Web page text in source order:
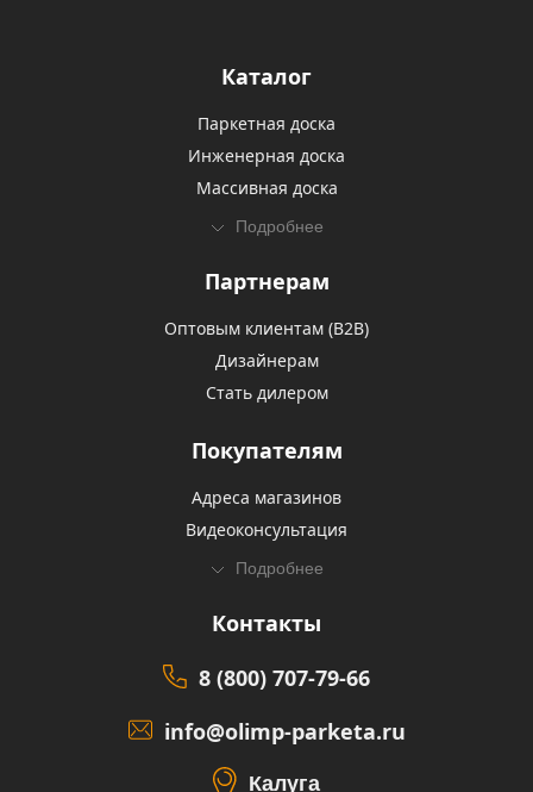
Каталог
Паркетная доска
Инженерная доска
Массивная доска
Подробнее
Партнерам
Оптовым клиентам (В2В)
Дизайнерам
Стать дилером
Покупателям
Адреса магазинов
Видеоконсультация
Подробнее
Контакты
8 (800) 707-79-66
info@olimp-parketa.ru
Калуга